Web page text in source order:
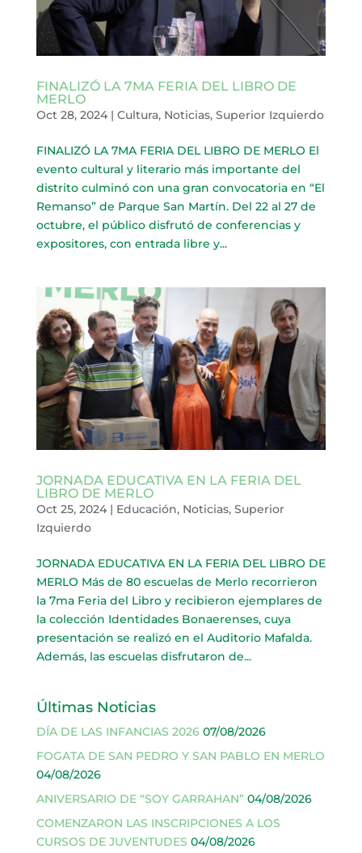
FINALIZÓ LA 7MA FERIA DEL LIBRO DE
MERLO
Oct 28, 2024| Cultura, Noticias, Superior Izquierdo
FINALIZÓ LA 7MA FERIA DEL LIBRO DE MERLO El
evento cultural y literario más importante del
distrito culminó con una gran convocatoria en “El
Remanso” de Parque San Martín. Del 22 al 27 de
octubre, el público disfrutó de conferencias y
expositores, con entrada libre y...
JORNADA EDUCATIVA EN LA FERIA DEL
LIBRO DE MERLO
Oct 25, 2024| Educación, Noticias, Superior
Izquierdo
JORNADA EDUCATIVA EN LA FERIA DEL LIBRO DE
MERLO Más de 80 escuelas de Merlo recorrieron
la 7ma Feria del Libro y recibieron ejemplares de
la colección Identidades Bonaerenses, cuya
presentación se realizó en el Auditorio Mafalda.
Además, las escuelas disfrutaron de...
Últimas Noticias
DÍA DE LAS INFANCIAS 2026 07/08/2026
FOGATA DE SAN PEDRO Y SAN PABLO EN MERLO
04/08/2026
ANIVERSARIO DE “SOY GARRAHAN” 04/08/2026
COMENZARON LAS INSCRIPCIONES A LOS
CURSOS DE JUVENTUDES 04/08/2026